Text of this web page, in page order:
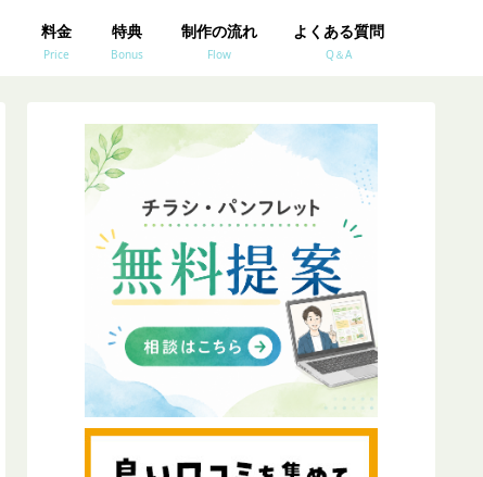
料金
Price
特典
Bonus
制作の流れ
Flow
よくある質問
Q＆A